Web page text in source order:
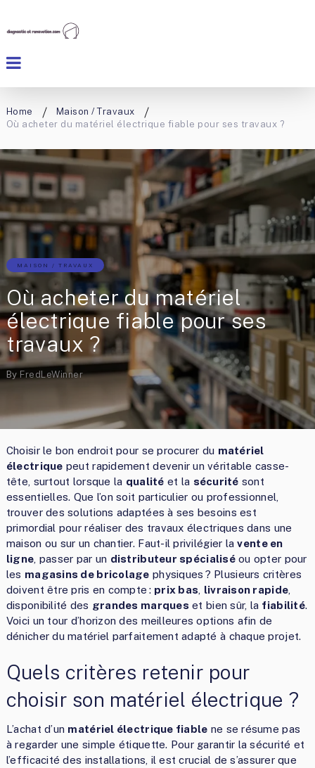
Home
Maison / Travaux
Où acheter du matériel électrique fiable pour ses travaux ?
MAISON / TRAVAUX
Où acheter du matériel
électrique fiable pour ses
travaux ?
By FredLeWinner
Choisir le bon endroit pour se procurer du matériel
électrique peut rapidement devenir un véritable casse-
tête, surtout lorsque la qualité et la sécurité sont
essentielles. Que l’on soit particulier ou professionnel,
trouver des solutions adaptées à ses besoins est
primordial pour réaliser des travaux électriques dans une
maison ou sur un chantier. Faut-il privilégier lavente en
ligne , passer par un distributeur spécialiséou opter pour
les magasins de bricolage physiques ? Plusieurs critères
doivent être pris en compte : prix bas livraison rapide
disponibilité des grandes marques et bien sûr, la fiabilité.
Voici un tour d’horizon des meilleures options afin de
dénicher du matériel parfaitement adapté à chaque projet.
Quels critères retenir pour
choisir son matériel électrique ?
L’achat d’un matériel électrique fiable ne se résume pas
à regarder une simple étiquette. Pour garantir la sécurité et
l’efficacité des installations, il est crucial de s’assurer que